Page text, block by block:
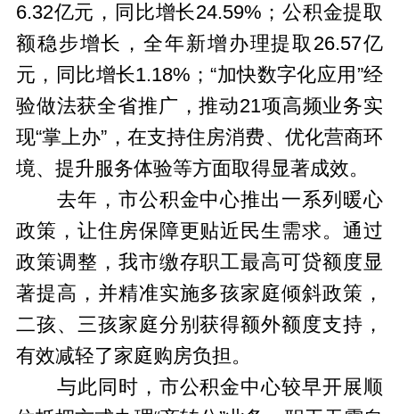
6.32亿元，同比增长24.59%；公积金提取
额稳步增长，全年新增办理提取26.57亿
元，同比增长1.18%；“加快数字化应用”经
验做法获全省推广，推动21项高频业务实
现“掌上办”，在支持住房消费、优化营商环
境、提升服务体验等方面取得显著成效。
去年，市公积金中心推出一系列暖心
政策，让住房保障更贴近民生需求。通过
政策调整，我市缴存职工最高可贷额度显
著提高，并精准实施多孩家庭倾斜政策，
二孩、三孩家庭分别获得额外额度支持，
有效减轻了家庭购房负担。
与此同时， 市公积金中心较早开展顺